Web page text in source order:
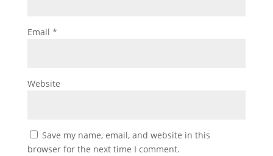
Email *
Website
Save my name, email, and website in this
browser for the next time I comment.